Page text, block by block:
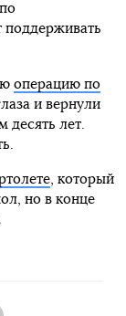
поддерживать
операцию по
и вернули
десять лет.
, который
но в конце